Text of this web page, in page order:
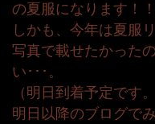
の夏服になります！
しかも、今年は夏服
写真で載せたかった
い･･･。
（明日到着予定です
明日以降のブログで